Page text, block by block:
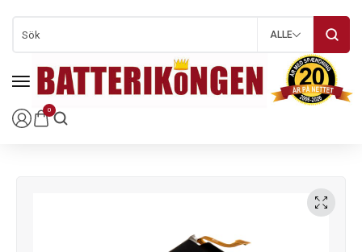
0
ALLE